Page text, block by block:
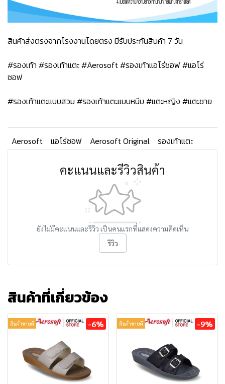
สินค้าส่งตรงจากโรงงานโดยตรง มีรับประกันสินค้า 7 วัน
#รองเท้า #รองเท้าแตะ #Aerosoft #รองเท้าแอโร่ซอฟ #แอโร่
ซอฟ
#รองเท้าแตะแบบสวม #รองเท้าแตะแบบหนีบ #แตะหญิง #แตะชาย
Aerosoft แอโร่ซอฟ Aerosoft Original รองเท้าแตะ
คะแนนและรีวิวสินค้า
ยังไม่มีคะแนนและรีวิว เป็นคนแรกที่แสดงความคิดเห็น
รีวิว
สินค้าที่เกี่ยวข้อง
สินค้าขายดี -6% สินค้าขายดี -9%